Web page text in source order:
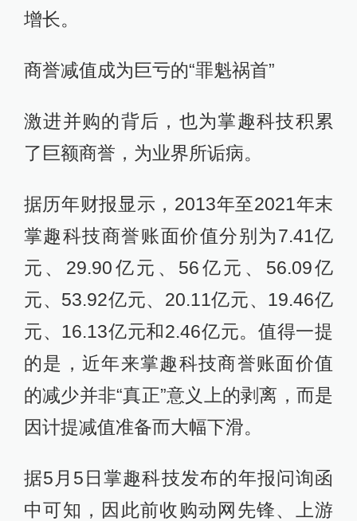
增长。
商誉减值成为巨亏的“罪魁祸首”
激进并购的背后，也为掌趣科技积累
了巨额商誉，为业界所诟病。
据历年财报显示，2013年至2021年末
掌趣科技商誉账面价值分别为7.41亿
元、29.90亿元、56亿元、56.09亿
元、53.92亿元、20.11亿元、19.46亿
元、16.13亿元和2.46亿元。值得一提
的是，近年来掌趣科技商誉账面价值
的减少并非“真正”意义上的剥离，而是
因计提减值准备而大幅下滑。
据5月5日掌趣科技发布的年报问询函
中可知，因此前收购动网先锋、上游